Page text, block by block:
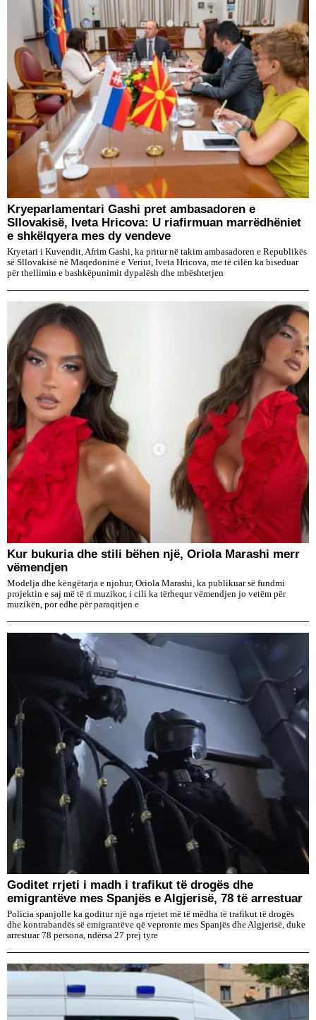
Kryeparlamentari Gashi pret ambasadoren e
Sllovakisë, Iveta Hricova: U riafirmuan marrëdhëniet
e shkëlqyera mes dy vendeve
Kryetari i Kuvendit, Afrim Gashi, ka pritur në takim ambasadoren e Republikës
së Sllovakisë në Maqedoninë e Veriut, Iveta Hricova, me të cilën ka biseduar
për thellimin e bashkëpunimit dypalësh dhe mbështetjen
Kur bukuria dhe stili bëhen një, Oriola Marashi merr
vëmendjen
Modelja dhe këngëtarja e njohur, Oriola Marashi, ka publikuar së fundmi
projektin e saj më të ri muzikor, i cili ka tërhequr vëmendjen jo vetëm për
muzikën, por edhe për paraqitjen e
Goditet rrjeti i madh i trafikut të drogës dhe
emigrantëve mes Spanjës e Algjerisë, 78 të arrestuar
Policia spanjolle ka goditur një nga rrjetet më të mëdha të trafikut të drogës
dhe kontrabandës së emigrantëve që vepronte mes Spanjës dhe Algjerisë, duke
arrestuar 78 persona, ndërsa 27 prej tyre